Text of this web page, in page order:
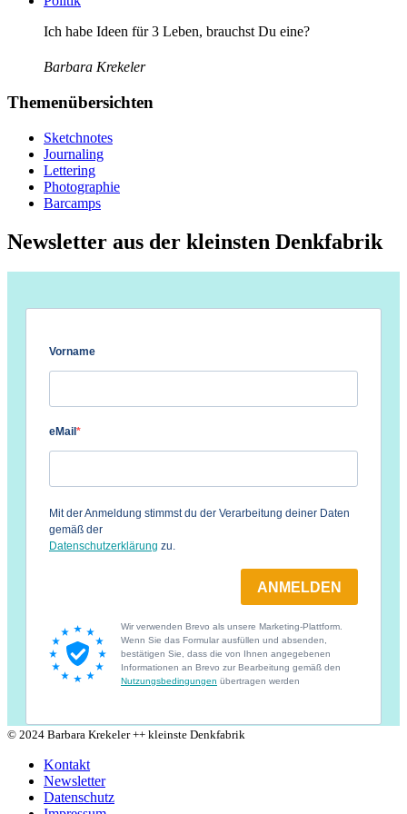
Ich habe Ideen für 3 Leben, brauchst Du eine?
Barbara Krekeler
Themenübersichten
Sketchnotes
Journaling
Lettering
Photographie
Barcamps
Newsletter aus der kleinsten Denkfabrik
© 2024 Barbara Krekeler ++ kleinste Denkfabrik
Kontakt
Newsletter
Datenschutz